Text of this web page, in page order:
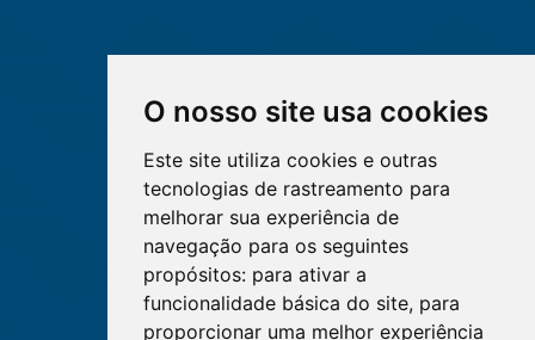
O nosso site usa cookies
Este site utiliza cookies e outras
tecnologias de rastreamento para
melhorar sua experiência de
navegação para os seguintes
propósitos: para ativar a
funcionalidade básica do site, para
proporcionar uma melhor experiência